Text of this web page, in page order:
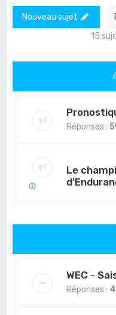
Nouveau sujet
15
Réponses :
Le
WEC -
Réponses :